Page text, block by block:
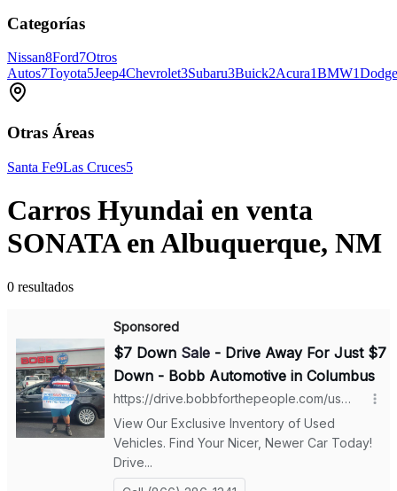
Categorías
Nissan8Ford7Otros
Autos7Toyota5Jeep4Chevrolet3Subaru3Buick2Acura1BMW1Dodge
Otras Áreas
Santa Fe9Las Cruces5
Carros Hyundai en venta
SONATA en Albuquerque, NM
0 resultados